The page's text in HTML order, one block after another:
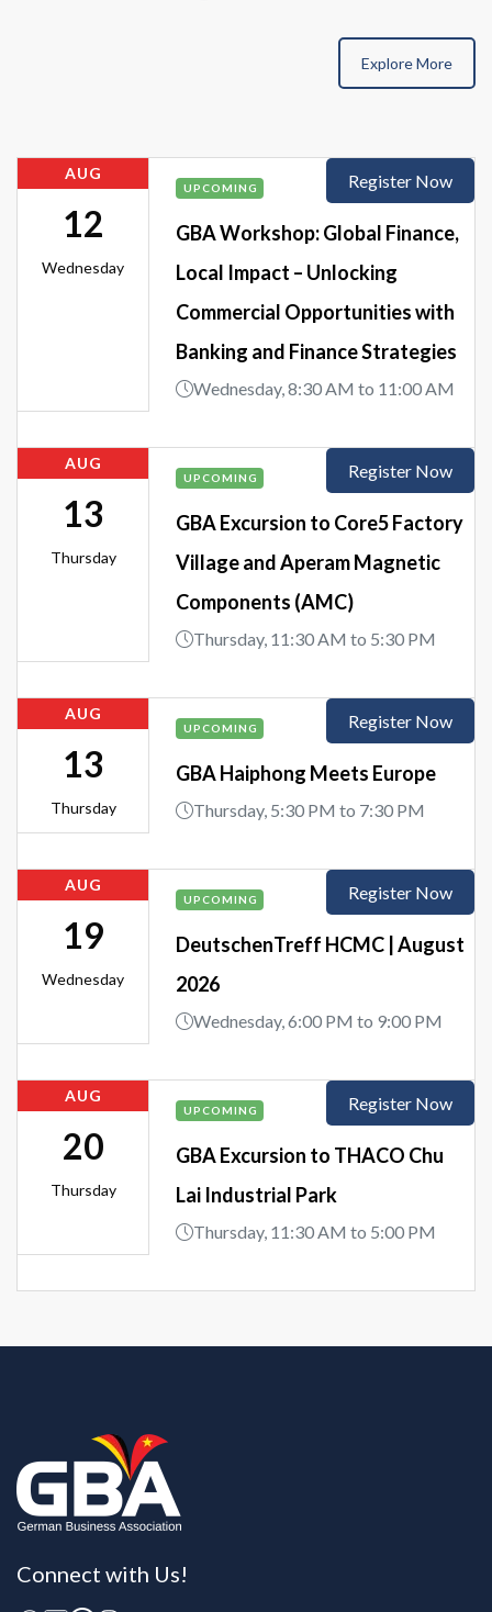
Explore More
AUG
12
Wednesday
UPCOMING
GBA Workshop: Global Finance,
Local Impact – Unlocking
Commercial Opportunities with
Banking and Finance Strategies
Wednesday, 8:30 AM to 11:00 AM
Register Now
AUG
13
Thursday
UPCOMING
GBA Excursion to Core5 Factory
Village and Aperam Magnetic
Components (AMC)
Thursday, 11:30 AM to 5:30 PM
Register Now
AUG
13
Thursday
UPCOMING
GBA Haiphong Meets Europe
Thursday, 5:30 PM to 7:30 PM
Register Now
AUG
19
Wednesday
UPCOMING
DeutschenTreff HCMC | August
2026
Wednesday, 6:00 PM to 9:00 PM
Register Now
AUG
20
Thursday
UPCOMING
GBA Excursion to THACO Chu
Lai Industrial Park
Thursday, 11:30 AM to 5:00 PM
Register Now
Connect with Us!